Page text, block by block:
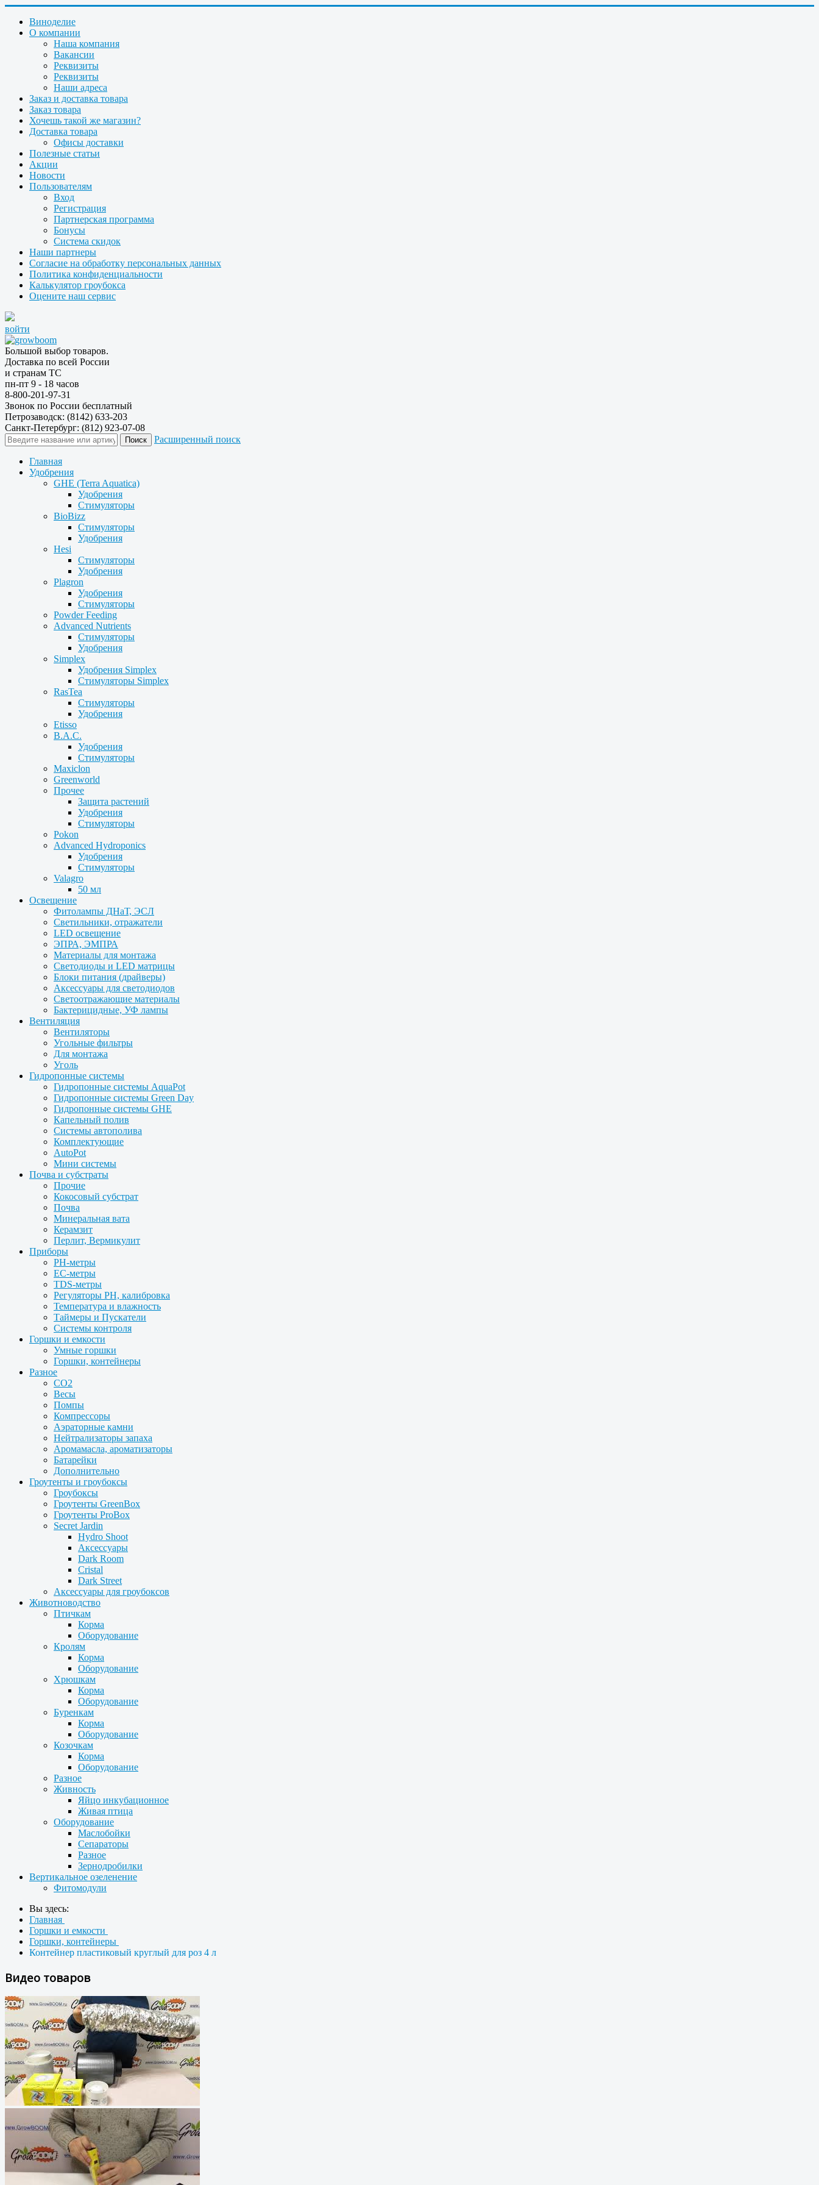
Виноделие
О компании
Наша компания
Вакансии
Реквизиты
Реквизиты
Наши адреса
Заказ и доставка товара
Заказ товара
Хочешь такой же магазин?
Доставка товара
Офисы доставки
Полезные статьи
Акции
Новости
Пользователям
Вход
Регистрация
Партнерская программа
Бонусы
Система скидок
Наши партнеры
Согласие на обработку персональных данных
Политика конфиденциальности
Калькулятор гроубокса
Оцените наш сервис
войти
Большой выбор товаров.
Доставка по всей России
и странам ТС
пн-пт 9 - 18 часов
8-800-201-97-31
Звонок по России бесплатный
Петрозаводск: (8142) 633-203
Санкт-Петербург: (812) 923-07-08
Расширенный поиск
Главная
Удобрения
GHE (Terra Aquatica)
Удобрения
Стимуляторы
BioBizz
Стимуляторы
Удобрения
Hesi
Стимуляторы
Удобрения
Plagron
Удобрения
Стимуляторы
Powder Feeding
Advanced Nutrients
Стимуляторы
Удобрения
Simplex
Удобрения Simplex
Стимуляторы Simplex
RasTea
Стимуляторы
Удобрения
Etisso
B.A.C.
Удобрения
Стимуляторы
Maxiclon
Greenworld
Прочее
Защита растений
Удобрения
Стимуляторы
Pokon
Advanced Hydroponics
Удобрения
Стимуляторы
Valagro
50 мл
Освещение
Фитолампы ДНаТ, ЭСЛ
Светильники, отражатели
LED освещение
ЭПРА, ЭМПРА
Материалы для монтажа
Светодиоды и LED матрицы
Блоки питания (драйверы)
Аксессуары для светодиодов
Светоотражающие материалы
Бактерицидные, УФ лампы
Вентиляция
Вентиляторы
Угольные фильтры
Для монтажа
Уголь
Гидропонные системы
Гидропонные системы AquaPot
Гидропонные системы Green Day
Гидропонные системы GHE
Капельный полив
Системы автополива
Комплектующие
AutoPot
Мини системы
Почва и субстраты
Прочие
Кокосовый субстрат
Почва
Минеральная вата
Керамзит
Перлит, Вермикулит
Приборы
PH-метры
EC-метры
TDS-метры
Регуляторы PH, калибровка
Температура и влажность
Таймеры и Пускатели
Системы контроля
Горшки и емкости
Умные горшки
Горшки, контейнеры
Разное
CO2
Весы
Помпы
Компрессоры
Аэраторные камни
Нейтрализаторы запаха
Аромамасла, ароматизаторы
Батарейки
Дополнительно
Гроутенты и гроубоксы
Гроубоксы
Гроутенты GreenBox
Гроутенты ProBox
Secret Jardin
Hydro Shoot
Аксессуары
Dark Room
Cristal
Dark Street
Аксессуары для гроубоксов
Животноводство
Птичкам
Корма
Оборудование
Кролям
Корма
Оборудование
Хрюшкам
Корма
Оборудование
Буренкам
Корма
Оборудование
Козочкам
Корма
Оборудование
Разное
Живность
Яйцо инкубационное
Живая птица
Оборудование
Маслобойки
Сепараторы
Разное
Зернодробилки
Вертикальное озеленение
Фитомодули
Вы здесь:
Главная
Горшки и емкости
Горшки, контейнеры
Контейнер пластиковый круглый для роз 4 л
Видео товаров